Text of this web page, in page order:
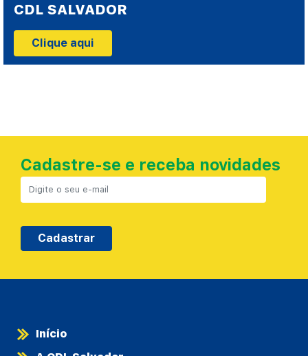
CDL SALVADOR
Clique aqui
Cadastre-se e receba novidades
Cadastrar
Início